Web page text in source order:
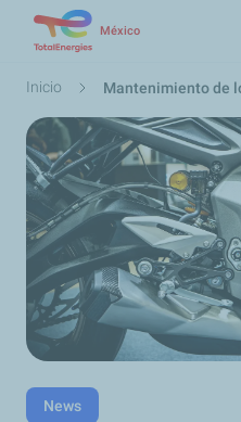
México
Ruta
de
navegación
Inicio Mantenimiento de
News